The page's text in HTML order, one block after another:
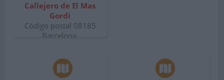
Callejero de El Mas
Gordi
Código postal 08185
Barcelona.